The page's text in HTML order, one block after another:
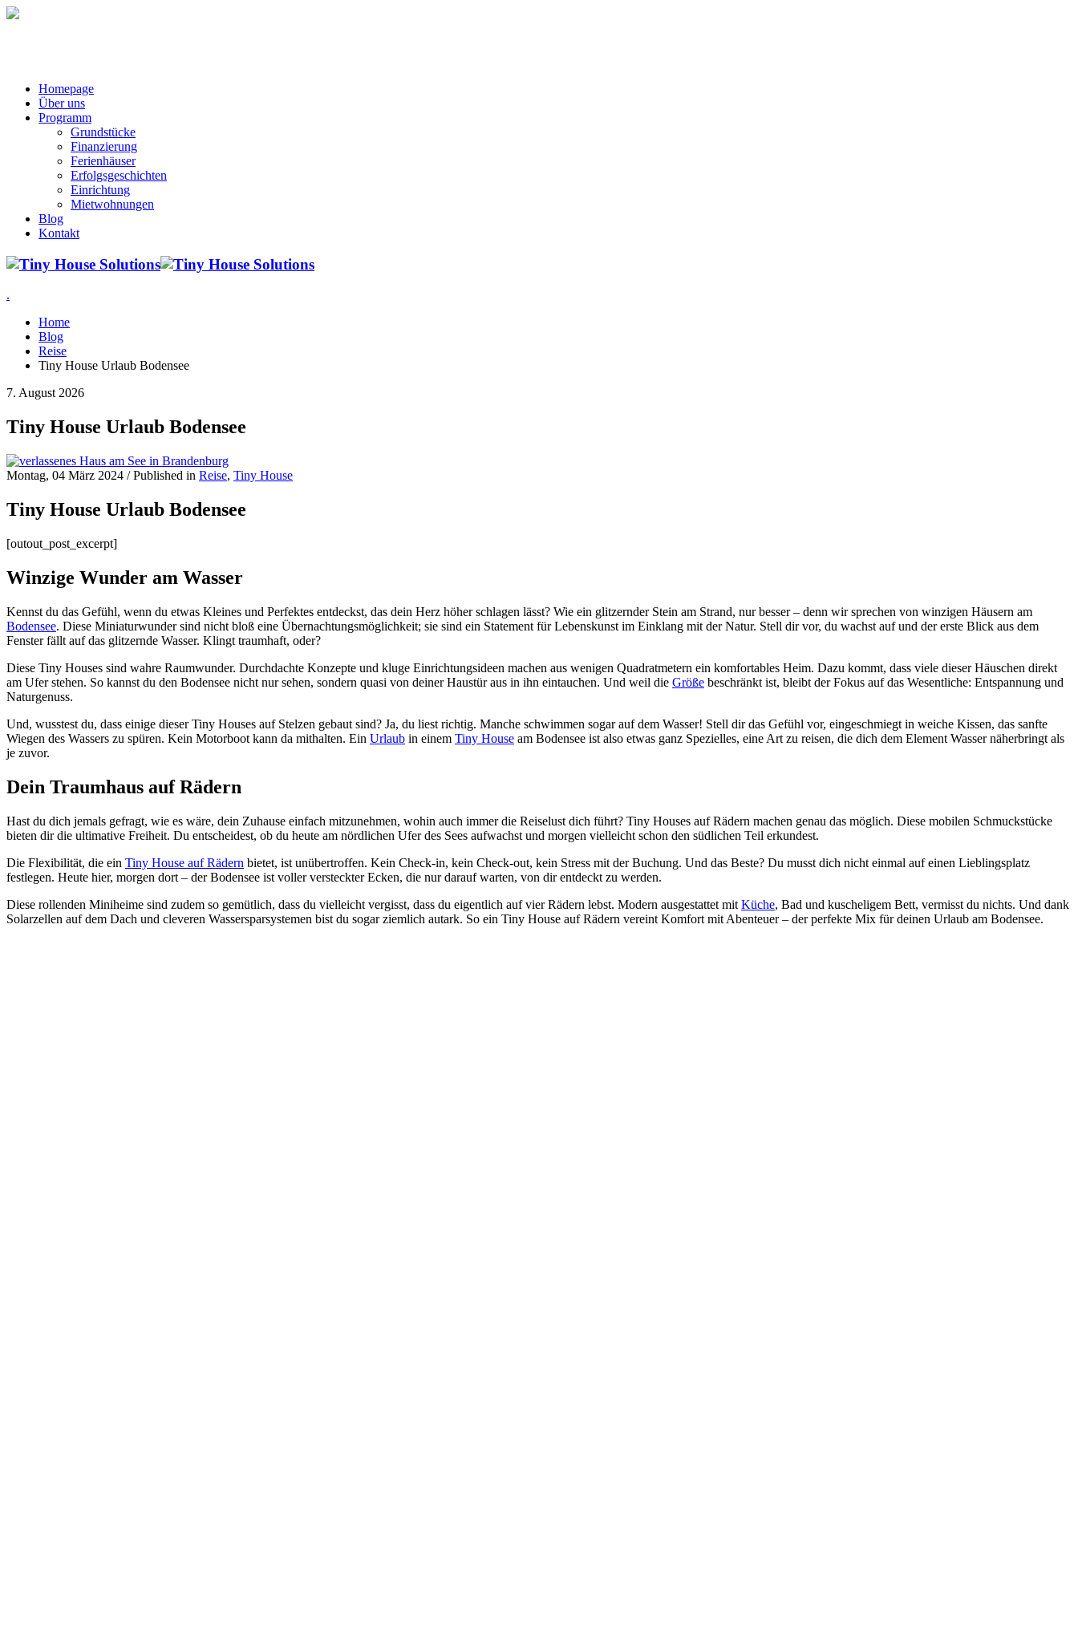
Homepage
Über uns
Programm
Grundstücke
Finanzierung
Ferienhäuser
Erfolgsgeschichten
Einrichtung
Mietwohnungen
Blog
Kontakt
.
Home
Blog
Reise
Tiny House Urlaub Bodensee
7. August 2026
Tiny House Urlaub Bodensee
Montag, 04 März 2024 /Published in Reise, Tiny House
Tiny House Urlaub Bodensee
[outout_post_excerpt]
Winzige Wunder am Wasser
Kennst du das Gefühl, wenn du etwas Kleines und Perfektes entdeckst, das dein Herz höher schlagen lässt? Wie ein glitzernder Stein am Strand, nur besser – denn wir sprechen von winzigen Häusern am
Bodensee. Diese Miniaturwunder sind nicht bloß eine Übernachtungsmöglichkeit; sie sind ein Statement für Lebenskunst im Einklang mit der Natur. Stell dir vor, du wachst auf und der erste Blick aus dem
Fenster fällt auf das glitzernde Wasser. Klingt traumhaft, oder?
Diese Tiny Houses sind wahre Raumwunder. Durchdachte Konzepte und kluge Einrichtungsideen machen aus wenigen Quadratmetern ein komfortables Heim. Dazu kommt, dass viele dieser Häuschen direkt
am Ufer stehen. So kannst du den Bodensee nicht nur sehen, sondern quasi von deiner Haustür aus in ihn eintauchen. Und weil die Größe beschränkt ist, bleibt der Fokus auf das Wesentliche: Entspannung und
Naturgenuss.
Und, wusstest du, dass einige dieser Tiny Houses auf Stelzen gebaut sind? Ja, du liest richtig. Manche schwimmen sogar auf dem Wasser! Stell dir das Gefühl vor, eingeschmiegt in weiche Kissen, das sanfte
Wiegen des Wassers zu spüren. Kein Motorboot kann da mithalten. Ein Urlaub in einem Tiny House am Bodensee ist also etwas ganz Spezielles, eine Art zu reisen, die dich dem Element Wasser näherbringt als
je zuvor.
Dein Traumhaus auf Rädern
Hast du dich jemals gefragt, wie es wäre, dein Zuhause einfach mitzunehmen, wohin auch immer die Reiselust dich führt? Tiny Houses auf Rädern machen genau das möglich. Diese mobilen Schmuckstücke
bieten dir die ultimative Freiheit. Du entscheidest, ob du heute am nördlichen Ufer des Sees aufwachst und morgen vielleicht schon den südlichen Teil erkundest.
Die Flexibilität, die ein Tiny House auf Rädern bietet, ist unübertroffen. Kein Check-in, kein Check-out, kein Stress mit der Buchung. Und das Beste? Du musst dich nicht einmal auf einen Lieblingsplatz
festlegen. Heute hier, morgen dort – der Bodensee ist voller versteckter Ecken, die nur darauf warten, von dir entdeckt zu werden.
Diese rollenden Miniheime sind zudem so gemütlich, dass du vielleicht vergisst, dass du eigentlich auf vier Rädern lebst. Modern ausgestattet mit Küche, Bad und kuscheligem Bett, vermisst du nichts. Und dank
Solarzellen auf dem Dach und cleveren Wassersparsystemen bist du sogar ziemlich autark. So ein Tiny House auf Rädern vereint Komfort mit Abenteuer – der perfekte Mix für deinen Urlaub am Bodensee.